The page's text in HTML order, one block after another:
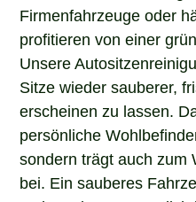
Firmenfahrzeuge oder
profitieren von einer
Unsere
Sitze wieder sauberer,
erscheinen zu lassen.
persönliche
sondern trägt auch zum
bei. Ein sauberes